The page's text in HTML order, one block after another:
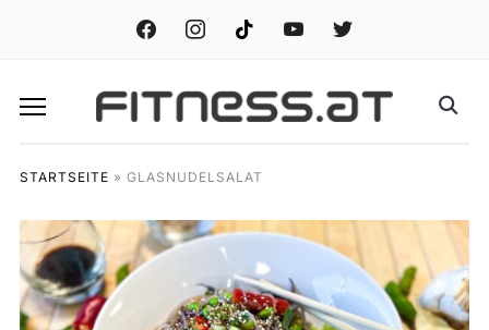
facebook instagramtiktok youtube twitter
STARTSEITE » GLASNUDELSALAT